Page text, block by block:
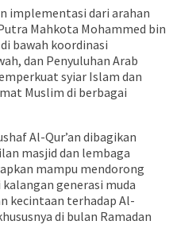
implementasi dari arahan
Mahkota Mohammed bin
bawah koordinasi
dan Penyuluhan Arab
syiar Islam dan
Muslim di berbagai
Al-Qur’an dibagikan
masjid dan lembaga
mampu mendorong
generasi muda
kecintaan terhadap Al-
di bulan Ramadan